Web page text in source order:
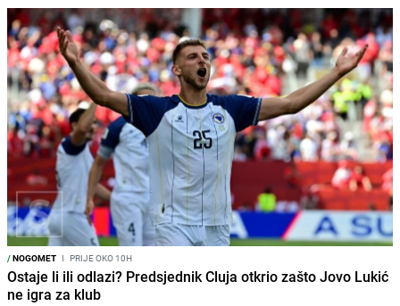
/NOGOMET I PRIJE OKO 10H
Ostaje li ili odlazi? Predsjednik Cluja otkrio zašto Jovo Lukić
ne igra za klub